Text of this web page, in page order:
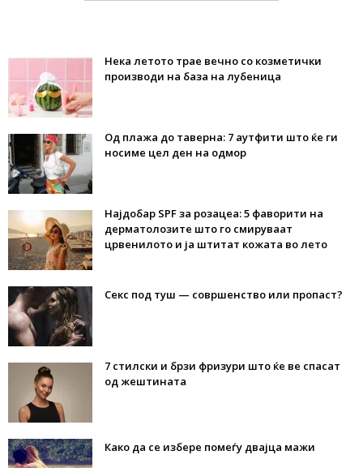
Нека летото трае вечно со козметички
производи на база на лубеница
Од плажа до таверна: 7 аутфити што ќе ги
носиме цел ден на одмор
Најдобар SPF за розацеа: 5 фаворити на
дерматолозите што го смируваат
црвенилото и ја штитат кожата во лето
Секс под туш — совршенство или пропаст?
7 стилски и брзи фризури што ќе ве спасат
од жештината
Како да се избере помеѓу двајца мажи